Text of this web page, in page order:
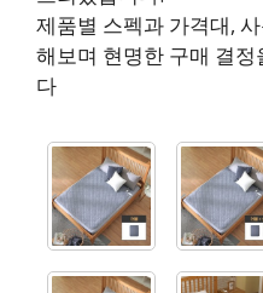
제품별 스펙과 가격대,
해보며 현명한 구매 결
다